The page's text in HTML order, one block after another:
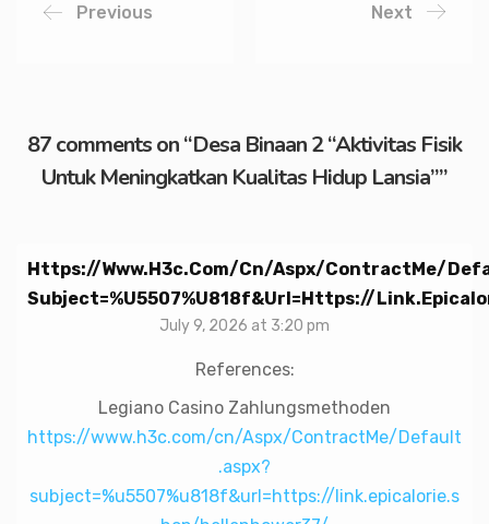
Previous Next
87 comments on “Desa Binaan 2 “Aktivitas Fisik
Untuk Meningkatkan Kualitas Hidup Lansia””
Https://www.h3c.com/cn/Aspx/ContractMe/
Subject=%u5507%u818f&url=https://
July 9, 2026 at 3:20 pm
References:
Legiano Casino Zahlungsmethoden
https://www.h3c.com/cn/Aspx/ContractMe/Default
.aspx?
subject=%u5507%u818f&url=https://link.epicalorie.s